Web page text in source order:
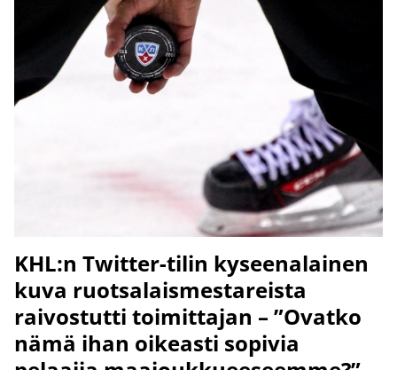
KHL:n Twitter-tilin kyseenalainen
kuva ruotsalaismestareista
raivostutti toimittajan – ”Ovatko
nämä ihan oikeasti sopivia